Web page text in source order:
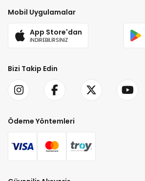
Mobil Uygulamalar
App Store'dan
İNDİREBİLİRSİNİZ
Bizi Takip Edin
Ödeme Yöntemleri